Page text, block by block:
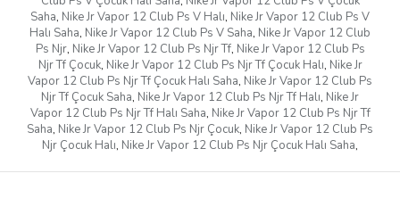
Saha, Nike Jr Vapor 12 Club Ps V Halı, Nike Jr Vapor 12 Club Ps V
Halı Saha, Nike Jr Vapor 12 Club Ps V Saha, Nike Jr Vapor 12 Club
Ps Njr, Nike Jr Vapor 12 Club Ps Njr Tf, Nike Jr Vapor 12 Club Ps
Njr Tf Çocuk, Nike Jr Vapor 12 Club Ps Njr Tf Çocuk Halı, Nike Jr
Vapor 12 Club Ps Njr Tf Çocuk Halı Saha, Nike Jr Vapor 12 Club Ps
Njr Tf Çocuk Saha, Nike Jr Vapor 12 Club Ps Njr Tf Halı, Nike Jr
Vapor 12 Club Ps Njr Tf Halı Saha, Nike Jr Vapor 12 Club Ps Njr Tf
Saha, Nike Jr Vapor 12 Club Ps Njr Çocuk, Nike Jr Vapor 12 Club Ps
Njr Çocuk Halı, Nike Jr Vapor 12 Club Ps Njr Çocuk Halı Saha,